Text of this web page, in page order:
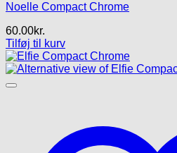
Noelle Compact Chrome
60.00kr.
Tilføj til kurv